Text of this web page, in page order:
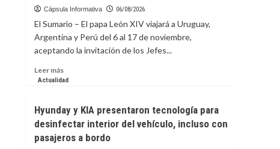
en
4to.
lugar
del
en
2026
Cápsula Informativa 06/08/2026
El Sumario – El papa León XIV viajará a Uruguay,
Argentina y Perú del 6 al 17 de noviembre,
aceptando la invitación de los Jefes...
Leer másLeer
más
papa
León
XIV
Actualidad
Hyunday y KIA presentaron tecnología para
desinfectar interior del vehículo, incluso con
pasajeros a bordo